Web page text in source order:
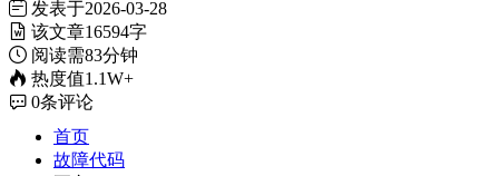
发表于2026-03-28
该文章16594字
阅读需83分钟
热度值1.1W+
0条评论
首页
故障代码